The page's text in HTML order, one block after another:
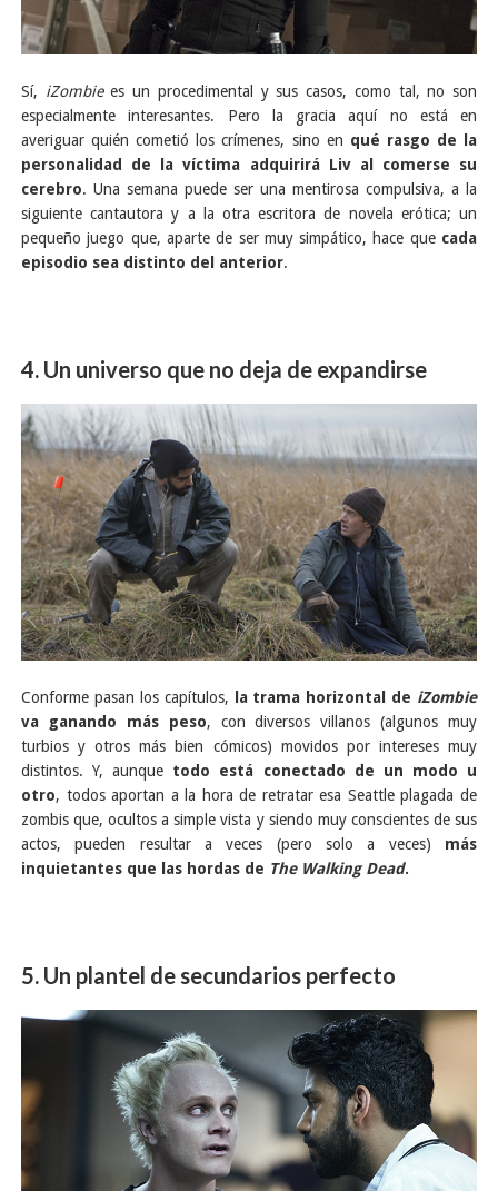
Sí, iZombiees un procedimental y sus casos, como tal, no son
especialmente interesantes. Pero la gracia aquí no está en
averiguar quién cometió los crímenes, sino en qué rasgo de la
personalidad de la víctima adquirirá Liv al comerse su
cerebro. Una semana puede ser una mentirosa compulsiva, a la
siguiente cantautora y a la otra escritora de novela erótica; un
pequeño juego que, aparte de ser muy simpático, hace que cada
episodio sea distinto del anterior.
4. Un universo que no deja de expandirse
Conforme pasan los capítulos, la trama horizontal de iZombie
va ganando más peso, con diversos villanos (algunos muy
turbios y otros más bien cómicos) movidos por intereses muy
distintos. Y, aunque todo está conectado de un modo u
otro, todos aportan a la hora de retratar esa Seattle plagada de
zombis que, ocultos a simple vista y siendo muy conscientes de sus
actos, pueden resultar a veces (pero solo a veces) más
inquietantes que las hordas de The Walking Dead.
5. Un plantel de secundarios perfecto